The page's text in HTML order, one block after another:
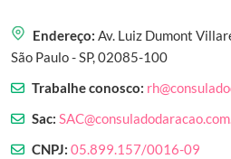
Endereço: Av. Luiz Dumont
São Paulo - SP, 02085-100
Trabalhe conosco:
Sac:
CNPJ: 05.899.157/0016-09